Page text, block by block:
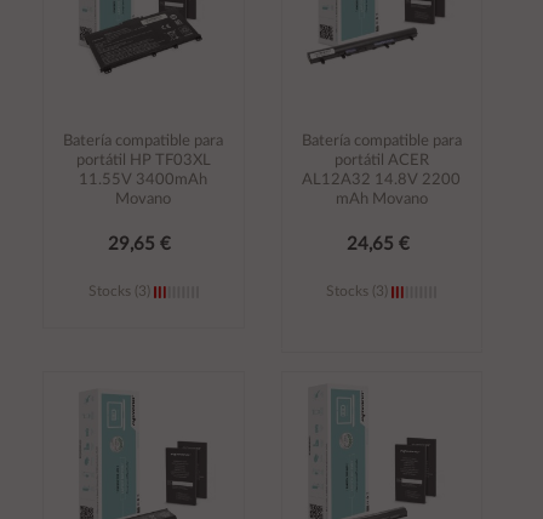
Batería compatible para
portátil HP TF03XL
11.55V 3400mAh
Movano
29,65 €
Stocks (3)
carrito
Batería compatible para
portátil ACER
AL12A32 14.8V 2200
mAh Movano
24,65 €
Stocks (3)
carrito